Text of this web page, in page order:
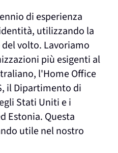
di esperienza
utilizzando la
volto. Lavoriamo
più esigenti al
l'Home Office
il Dipartimento di
Stati Uniti e i
Estonia. Questa
utile nel nostro